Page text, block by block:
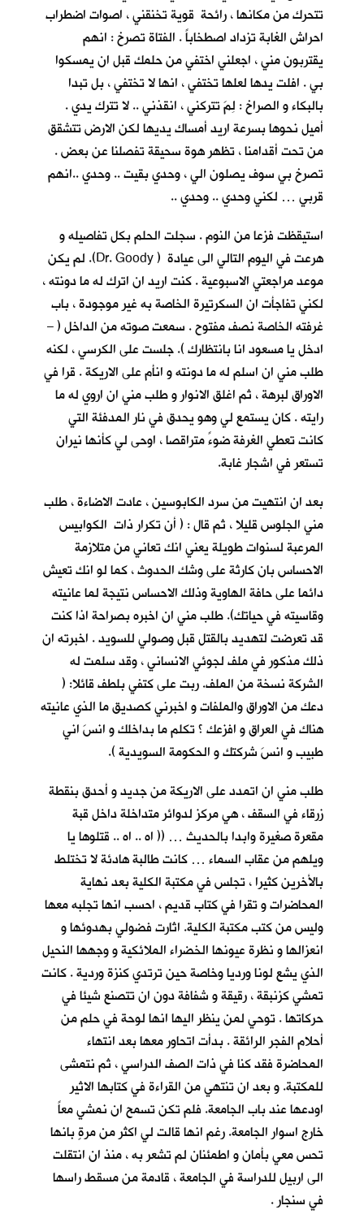
تتحرك من مكانها ، رائحة قوية تخنقني ، اصوات اضطراب
احراش الغابة تزداد اصطخاباً . الفتاة تصرخ : انهم
يقتربون مني ، اجعلني اختفي من حلمك قبل ان يمسكوا
بي . افلت يدها لعلها تختفي ، انها لا تختفي ، بل تبدا
بالبكاء و الصراخ : لِمَ تتركني ، انقذني .. لا تترك يدي .
أميل نحوها بسرعة اريد أمساك يديها لكن الارض تتشقق
من تحت أقدامنا ، تظهر هوة سحيقة تفصلنا عن بعض .
تصرخ بي سوف يصلون الي ، وحدي بقيت .. وحدي ..انهم
قربي … لكني وحدي .. وحدي ..
استيقظت فزعا من النوم . سجلت الحلم بكل تفاصيله و
هرعت في اليوم التالي الى عيادة ( Dr. Goody). لم يكن
موعد مراجعتي الاسبوعية . كنت اريد ان اترك له ما دونته ،
لكني تفاجأت ان السكرتيرة الخاصة به غير موجودة ، باب
غرفته الخاصة نصف مفتوح . سمعت صوته من الداخل ( –
ادخل يا مسعود انا بانتظارك ). جلست على الكرسي ، لكنه
طلب مني ان اسلم له ما دونته و انأم على الاريكة . قرا في
الاوراق لبرهة ، ثم اغلق الانوار و طلب مني ان اروي له ما
رايته . كان يستمع لي وهو يحدق في نار المدفئة التي
كانت تعطي الغرفة ضوءً متراقصا ، اوحى لي كأنها نيران
تستعر في اشجار غابة.
بعد ان انتهيت من سرد الكابوسين ، عادت الاضاءة ، طلب
مني الجلوس قليلا ، ثم قال : ( أن تكرار ذات الكوابيس
المرعبة لسنوات طويلة يعني انك تعاني من متلازمة
الاحساس بان كارثة على وشك الحدوث ، كما لو انك تعيش
دائما على حافة الهاوية وذلك الاحساس نتيجة لما عانيته
وقاسيته في حياتك). طلب مني ان اخبره بصراحة اذا كنت
قد تعرضت لتهديد بالقتل قبل وصولي للسويد . اخبرته ان
ذلك مذكور في ملف لجوئي الانساني ، وقد سلمت له
الشركة نسخة من الملف. ربت على كتفي بلطف قائلا: (
دعك من الاوراق والملفات و اخبرني كصديق ما الذي عانيته
هناك في العراق و افزعك ؟ تكلم ما بداخلك و انسَ اني
طبيب و انسَ شركتك و الحكومة السويدية ).
طلب مني ان اتمدد على الاريكة من جديد و أحدق بنقطة
زرقاء في السقف ، هي مركز لدوائر متداخلة داخل قبة
مقعرة صغيرة وابدا بالحديث … (( اه .. اه .. قتلوها يا
ويلهم من عقاب السماء … كانت طالبة هادئة لا تختلط
بالأخرين كثيرا ، تجلس في مكتبة الكلية بعد نهاية
المحاضرات و تقرا في كتاب قديم ، احسب انها تجلبه معها
وليس من كتب مكتبة الكلية. اثارت فضولي بهدوئها و
انعزالها و نظرة عيونها الخضراء الملائكية و وجهها النحيل
الذي يشع لونا ورديا وخاصة حين ترتدي كنزة وردية . كانت
تمشي كزنبقة ، رقيقة و شفافة دون ان تتصنع شيئا في
حركاتها . توحي لمن ينظر اليها انها لوحة في حلم من
أحلام الفجر الرائقة . بدأت اتحاور معها بعد انتهاء
المحاضرة فقد كنا في ذات الصف الدراسي ، ثم نتمشى
للمكتبة. و بعد ان تنتهي من القراءة في كتابها الاثير
اودعها عند باب الجامعة. فلم تكن تسمح ان نمشي معاً
خارج اسوار الجامعة. رغم انها قالت لي اكثر من مرةٍ بانها
تحس معي بأمان و اطمئنان لم تشعر به ، منذ ان انتقلت
الى اربيل للدراسة في الجامعة ، قادمة من مسقط راسها
في سنجار .